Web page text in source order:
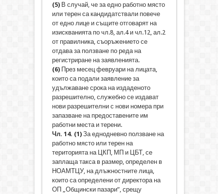
(5)В случай, че за едно работно място
или терен са кандидатствали повече
от едно лице и същите отговарят на
изискванията по чл.8, ал.4 и чл.12, ал.2
от правилника, съоръжението се
отдава за ползване по реда на
регистриране на заявленията.
(6) През месец февруари на лицата,
които са подали заявление за
удължаване срока на издаденото
разрешително, служебно се издават
нови разрешителни с нови номера при
запазване на предоставените им
работни места и терени.
Чл. 14. (1) За еднодневно ползване на
работно място или терен на
територията на ЦКП, МП и ЦБТ, се
заплаща такса в размер, определен в
НОАМТЦУ, на длъжностните лица,
които са определени от директора на
ОП „Общински пазари”, срещу